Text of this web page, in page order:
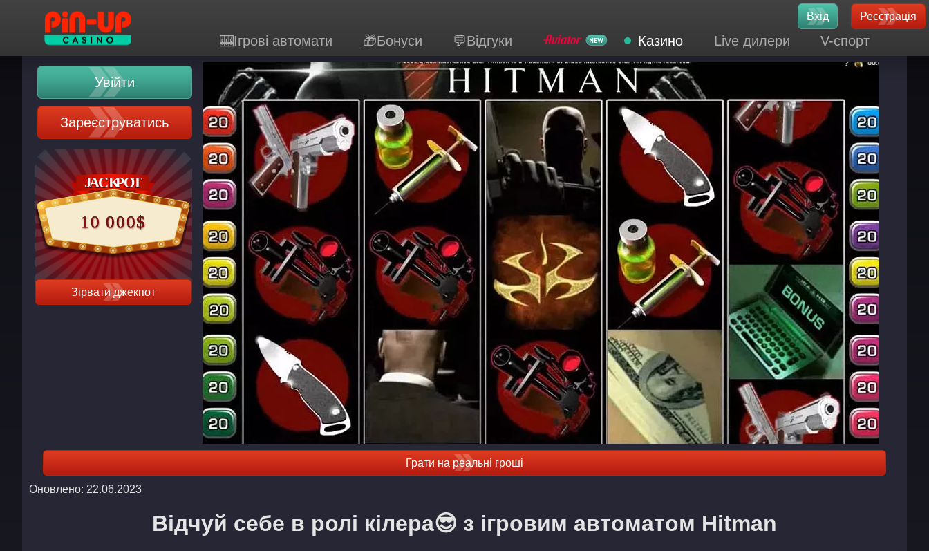
Вхід Реєстрація
🎰Ігрові автомати 🎁Бонуси 💬Відгуки Казино Live дилери V-спорт
Увійти
Зареєструватись
10 000$
Зірвати джекпот
Грати на реальні гроші
Оновлено: 22.06.2023
Відчуй себе в ролі кілера😎 з ігровим автоматом Hitman